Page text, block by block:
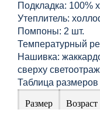
Подкладка:
Утеплитель:
Помпоны: 2 шт.
Температурный
Нашивка:
сверху
Таблица размеров
Размер Возраст